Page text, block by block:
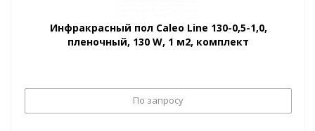
Инфракрасный пол Caleo Line 130-0,5-1,0,
пленочный, 130 W, 1 м2, комплект
По запросу